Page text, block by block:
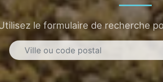
le formulaire de recherche